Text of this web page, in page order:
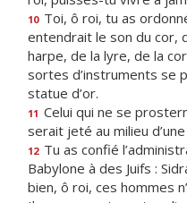
10 Toi, ô roi, tu as
entendrait le son du cor,
harpe, de la lyre, de la
sortes d’instruments se
statue d’or.
11 Celui qui ne se
serait jeté au milieu
12 Tu as confié
Babylone à des Juifs :
bien, ô roi, ces hommes